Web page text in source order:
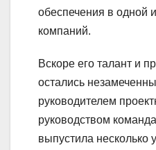
обеспечения в одной
компаний.
Вскоре его талант и
остались
руководителем
руководством
выпустила несколько